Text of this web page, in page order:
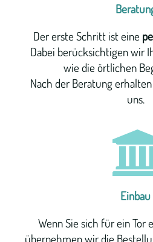
Der erste Schritt ist eine
Dabei berücksichtigen wir
wie die örtlichen
Nach der Beratung
uns.
Einbau
Wenn Sie sich für ein Tor
übernehmen wir die